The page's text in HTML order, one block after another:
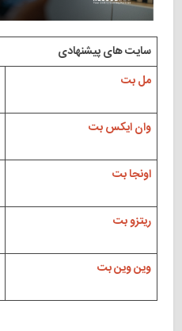
سایت های پیشنهادی
مل بت
وان ایکس بت
اونجا بت
ریتزو بت
وین وین بت